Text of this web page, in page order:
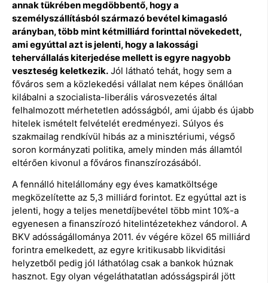
annak tükrében megdöbbentő, hogy a
személyszállításból származó bevétel kimagasló
arányban, több mint kétmilliárd forinttal növekedett,
ami egyúttal azt is jelenti, hogy a lakossági
tehervállalás kiterjedése mellett is egyre nagyobb
veszteség keletkezik. Jól látható tehát, hogy sem a
főváros sem a közlekedési vállalat nem képes önállóan
kilábalni a szocialista-liberális városvezetés által
felhalmozott mérhetetlen adósságból, ami újabb és újabb
hitelek ismételt felvételét eredményezi. Súlyos és
szakmailag rendkívül hibás az a minisztériumi, végső
soron kormányzati politika, amely minden más államtól
eltérően kivonul a főváros finanszírozásából.
A fennálló hitelállomány egy éves kamatköltsége
megközelítette az 5,3 milliárd forintot. Ez egyúttal azt is
jelenti, hogy a teljes menetdíjbevétel több mint 10%-a
egyenesen a finanszírozó hitelintézetekhez vándorol. A
BKV adósságállománya 2011. év végére közel 65 milliárd
forintra emelkedett, az egyre kritikusabb likviditási
helyzetből pedig jól láthatólag csak a bankok húznak
hasznot. Egy olyan végeláthatatlan adósságspirál jött